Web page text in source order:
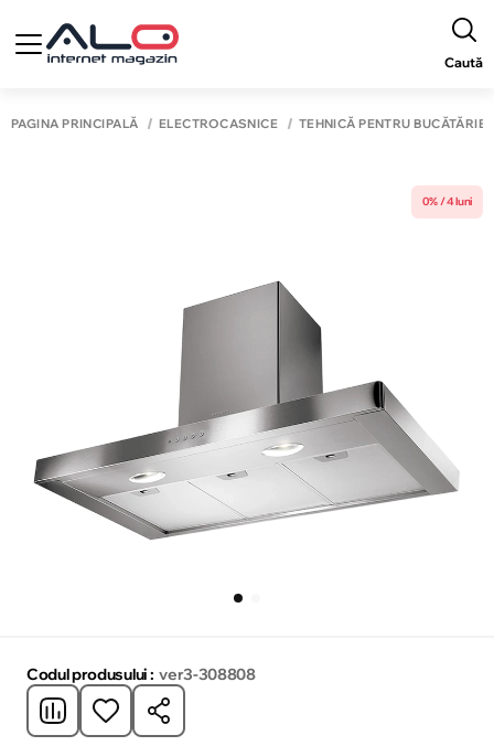
Caută
PAGINA PRINCIPALĂ ELECTROCASNICE TEHNICĂ PENTRU BUCĂTĂRIE
0% / 4 luni
Codul produsului : ver3-308808